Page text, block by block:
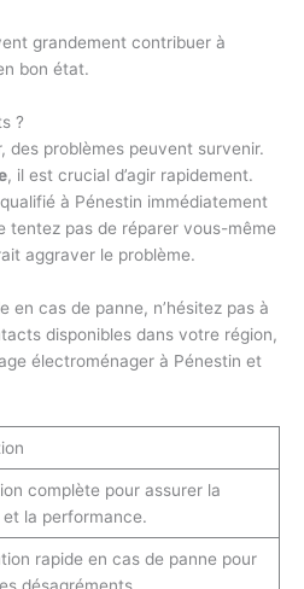
grandement contribuer à
bon état.
?
des problèmes peuvent survenir.
, il est crucial d’agir rapidement.
à Pénestin immédiatement
tentez pas de réparer vous-même
aggraver le problème.
en cas de panne, n’hésitez pas à
disponibles dans votre région,
électroménager à Pénestin et
complète pour assurer la
la performance.
rapide en cas de panne pour